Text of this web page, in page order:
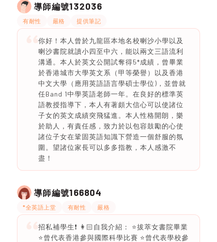
導師編號132036
有耐性 嚴格 提供筆記
你好！本人曾於九龍區本地名校喇沙小學以及
喇沙書院就讀小四至中六，能以兩文三語流利
溝通。本人於英文公開試奪得5*成績，曾畢業
於香港城市大學英文系（甲等榮譽）以及香港
中文大學（應用英語語言學碩士學位)，並曾就
任Band 1中學英語老師一年。在良好的標準英
語教授指導下，本人有著頗大信心可以使諸位
子女的英文成績突飛猛進。本人性格開朗，樂
於助人，有責任感，致力於以包容鼓勵的心使
諸位子女在鞏固英語知識下營造一個舒服的氛
圍。望諸位家長可以多多指教，本人感激不
盡！
導師編號166804
*全英語上堂 有耐性 嚴格
招私補學生❗️ 👩🏻自我介紹： ⭐️拔萃女書院畢業
⭐️曾代表香港參與國際科學比賽 ⭐️曾代表學校參